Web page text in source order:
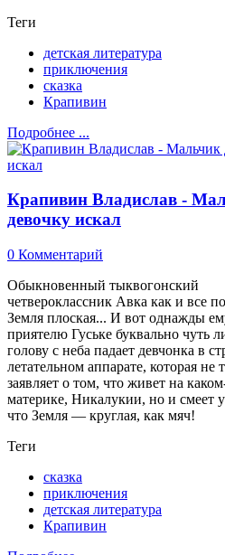
Теги
детская литература
приключения
сказка
Крапивин
Подробнее ...
Крапивин Владислав -
девочку искал
0 Комментарий
Обыкновенный тыквогонский
четвероклассник Авка как и все
Земля плоская... И вот однажды
приятелю Гуське буквально чуть
голову с неба падает девчонка в
летательном аппарате, которая не
заявляет о том, что живет на
материке, Никалукии, но и смеет
что Земля — круглая, как мяч!
Теги
сказка
приключения
детская литература
Крапивин